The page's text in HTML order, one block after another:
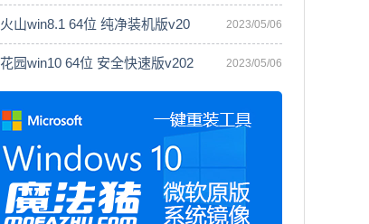
山win8.1 64位 纯净装机版v20 2023/05/06
园win10 64位 安全快速版v202 2023/05/06